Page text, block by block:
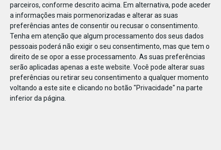
parceiros, conforme descrito acima. Em alternativa, pode aceder
a informações mais pormenorizadas e alterar as suas
preferências antes de consentir ou recusar o consentimento.
Tenha em atenção que algum processamento dos seus dados
pessoais poderá não exigir o seu consentimento, mas que tem o
direito de se opor a esse processamento. As suas preferências
serão aplicadas apenas a este website. Você pode alterar suas
preferências ou retirar seu consentimento a qualquer momento
voltando a este site e clicando no botão "Privacidade" na parte
inferior da página.
119026934977659